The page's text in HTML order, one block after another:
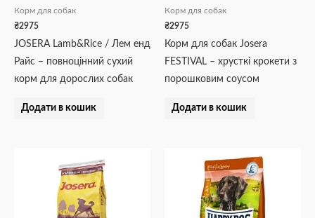
Корм для собак
₴2975
JOSERA Lamb&Rice / Лем енд
Райс – повноцінний сухий
корм для дорослих собак
Додати в кошик
Корм для собак
₴2975
Корм для собак Josera
FESTIVAL – хрусткі крокети з
порошковим соусом
Додати в кошик